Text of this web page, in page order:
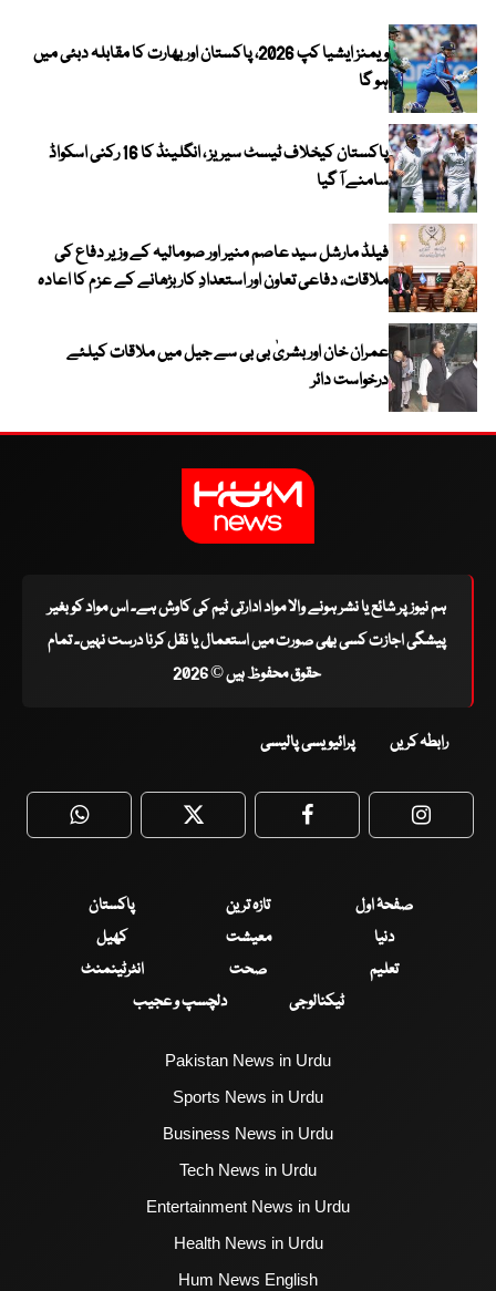
ویمنز ایشیا کپ 2026، پاکستان اور بھارت کا مقابلہ دبئی میں
ہو گا
پاکستان کیخلاف ٹیسٹ سیریز ، انگلینڈ کا 16 رکنی اسکواڈ
سامنے آ گیا
فیلڈ مارشل سید عاصم منیر اور صومالیہ کے وزیر دفاع کی
ملاقات، دفاعی تعاون اور استعدادِ کار بڑھانے کے عزم کا اعادہ
عمران خان اور بشریٰ بی بی سے جیل میں ملاقات کیلئے
درخواست دائر
ہم نیوز پر شائع یا نشر ہونے والا مواد ادارتی ٹیم کی کاوش ہے۔ اس مواد کو بغیر
پیشگی اجازت کسی بھی صورت میں استعمال یا نقل کرنا درست نہیں۔ تمام
حقوق محفوظ ہیں © 2026
رابطہ کریں پرائیویسی پالیسی
WhatsApp Twitter Facebook
صفحۂ اول تازہ ترین
پاکستان
دنیا
معیشت
کھیل
تعلیم
صحت
انٹرٹینمنٹ
ٹیکنالوجی
دلچسپ و عجیب
Pakistan News in Urdu
Sports News in Urdu
Business News in Urdu
Tech News in Urdu
Entertainment News in Urdu
Health News in Urdu
Hum News English